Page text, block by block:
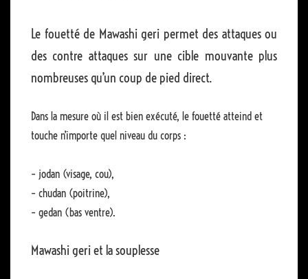
Le fouetté de Mawashi geri permet des attaques ou
des contre attaques sur une cible mouvante plus
nombreuses qu’un coup de pied direct.
Dans la mesure où il est bien exécuté, le fouetté atteind et
touche n’importe quel niveau du corps :
– jodan (visage, cou),
– chudan (poitrine),
– gedan (bas ventre).
Mawashi geri et la souplesse